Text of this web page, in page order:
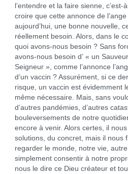
l’entendre et la faire sienne,
croire que cette annonce de
aujourd’hui, une bonne nouvelle,
réellement besoin. Alors, dans le
quoi avons-nous besoin ? Sans
avons-nous besoin d’ « un
Seigneur », comme l’annonce
d’un vaccin ? Assurément, si ce
risque, un vaccin est évidemment
même nécessaire. Mais, sans
d’autres pandémies, d’autres
bouleversements de notre
encore à venir. Alors certes, il
solutions, du concret, mais il nous
regarder le monde, notre vie,
simplement consentir à notre
nous le dire ce Dieu créateur et